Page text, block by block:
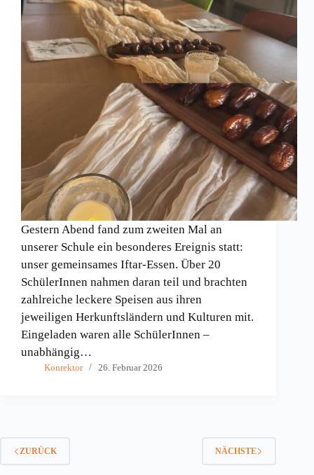
Gestern Abend fand zum zweiten Mal an
unserer Schule ein besonderes Ereignis statt:
unser gemeinsames Iftar-Essen. Über 20
SchülerInnen nahmen daran teil und brachten
zahlreiche leckere Speisen aus ihren
jeweiligen Herkunftsländern und Kulturen mit.
Eingeladen waren alle SchülerInnen –
unabhängig…
Konrektor 26. Februar 2026
ZURÜCK NÄCHSTE